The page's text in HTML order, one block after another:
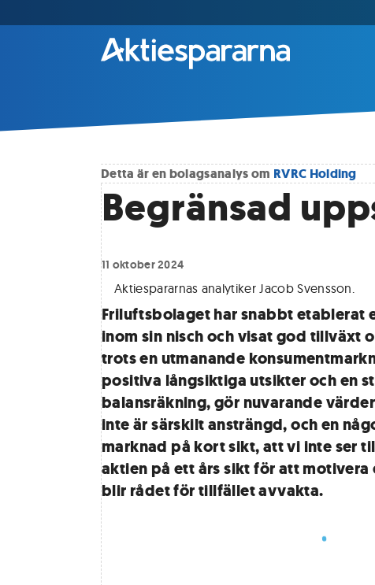
Detta är en bolagsanalys om RVRC Holding
Begränsad
11 oktober 2024
Aktiespararnas analytiker Jacob Svensson.
Friluftsbolaget har snabbt etablerat
inom sin nisch och visat god tillväxt
trots en utmanande
positiva långsiktiga utsikter och en
balansräkning, gör nuvarande
inte är särskilt ansträngd, och en
marknad på kort sikt, att vi inte ser
aktien på ett års sikt för att motivera
blir rådet för tillfället avvakta.